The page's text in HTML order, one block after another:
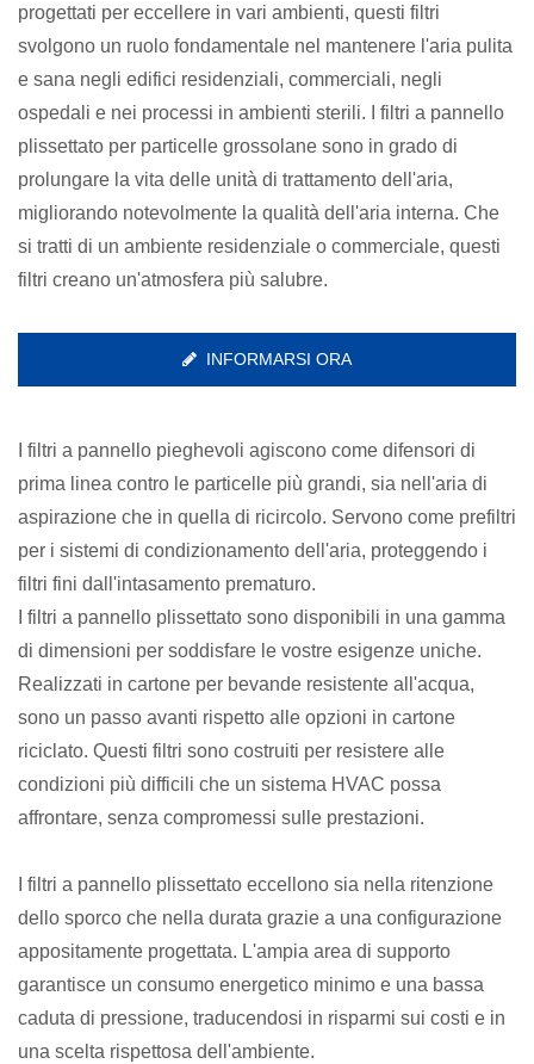
progettati per eccellere in vari ambienti, questi filtri
svolgono un ruolo fondamentale nel mantenere l'aria pulita
e sana negli edifici residenziali, commerciali, negli
ospedali e nei processi in ambienti sterili. I filtri a pannello
plissettato per particelle grossolane sono in grado di
prolungare la vita delle unità di trattamento dell'aria,
migliorando notevolmente la qualità dell'aria interna. Che
si tratti di un ambiente residenziale o commerciale, questi
filtri creano un'atmosfera più salubre.
INFORMARSI ORA
I filtri a pannello pieghevoli agiscono come difensori di
prima linea contro le particelle più grandi, sia nell'aria di
aspirazione che in quella di ricircolo. Servono come prefiltri
per i sistemi di condizionamento dell'aria, proteggendo i
filtri fini dall'intasamento prematuro.
I filtri a pannello plissettato sono disponibili in una gamma
di dimensioni per soddisfare le vostre esigenze uniche.
Realizzati in cartone per bevande resistente all'acqua,
sono un passo avanti rispetto alle opzioni in cartone
riciclato. Questi filtri sono costruiti per resistere alle
condizioni più difficili che un sistema HVAC possa
affrontare, senza compromessi sulle prestazioni.
I filtri a pannello plissettato eccellono sia nella ritenzione
dello sporco che nella durata grazie a una configurazione
appositamente progettata. L'ampia area di supporto
garantisce un consumo energetico minimo e una bassa
caduta di pressione, traducendosi in risparmi sui costi e in
una scelta rispettosa dell'ambiente.